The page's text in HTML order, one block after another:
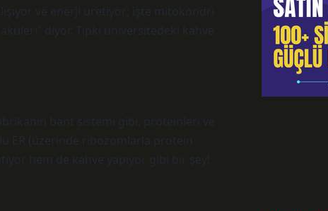
ve enerji üretiyor; işte mitokondri
diyor. Tıpkı üniversitedeki kahve
bant sistemi gibi, proteinleri ve
ER (üzerinde ribozomlarla protein
hem de kahve yapıyor gibi bir şey!